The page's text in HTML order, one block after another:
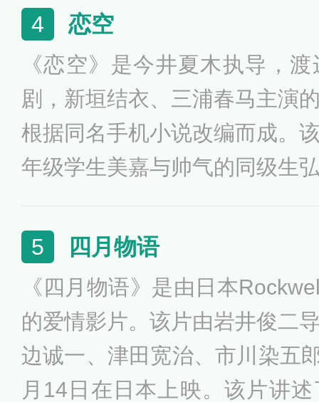
接她的竟然是一位远房亲戚和
头尺。李琪不久后发现男友移
灰意冷，把自己关在房里。该
映。
4 恋空
《恋空》是今井夏木执导，
剧，新垣结衣、三浦春马主演
根据同名手机小说改编而成。
年级学生美嘉与帅气的同级生
情，失而复得，得而复失。让
隔。影片似乎想让你在两个小
的所有味道，两人经历甜蜜热
怀揣秘密互相折磨，甚至是生
凭借《恋空》获得第50届蓝丝
5 四月物语
《四月物语》是由日本
的爱情影片。该片由岩井俊二
边诚一、津田宽治、市川染五
月14日在日本上映。该片讲